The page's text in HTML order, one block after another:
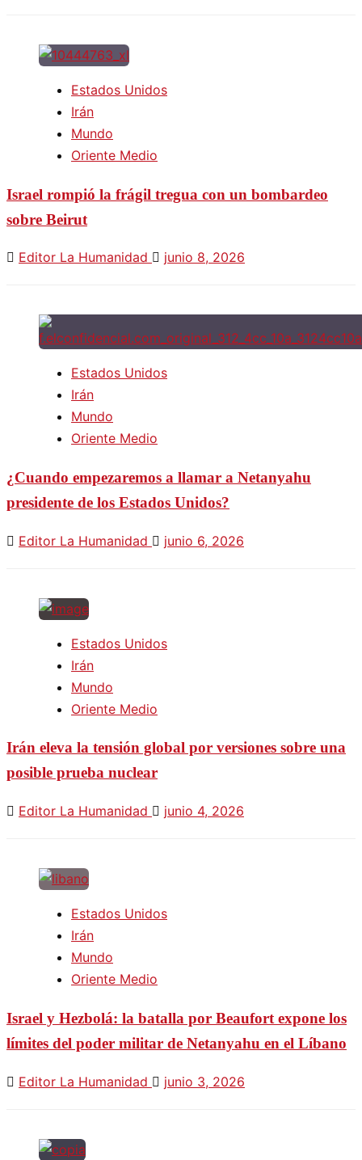
Estados Unidos
Irán
Mundo
Oriente Medio
Israel rompió la frágil tregua con un bombardeo
sobre Beirut
Editor La Humanidad junio 8, 2026
Estados Unidos
Irán
Mundo
Oriente Medio
¿Cuando empezaremos a llamar a Netanyahu
presidente de los Estados Unidos?
Editor La Humanidad junio 6, 2026
Estados Unidos
Irán
Mundo
Oriente Medio
Irán eleva la tensión global por versiones sobre una
posible prueba nuclear
Editor La Humanidad junio 4, 2026
Estados Unidos
Irán
Mundo
Oriente Medio
Israel y Hezbolá: la batalla por Beaufort expone los
límites del poder militar de Netanyahu en el Líbano
Editor La Humanidad junio 3, 2026